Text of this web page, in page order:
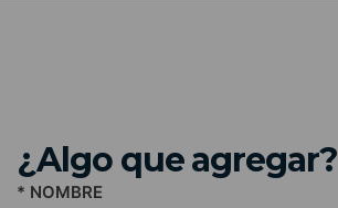
¿Algo que agregar?
* NOMBRE